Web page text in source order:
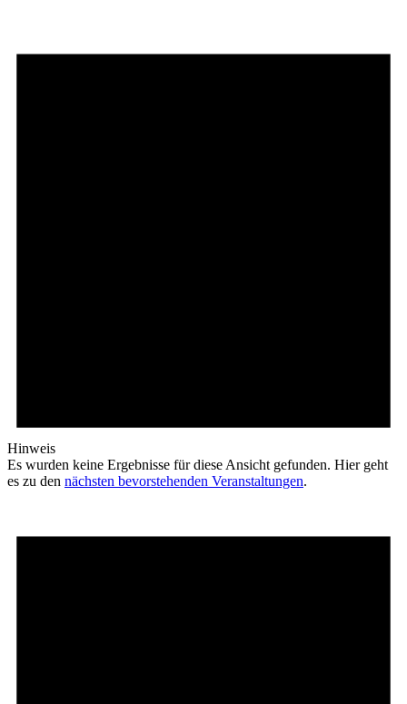
Hinweis
Es wurden keine Ergebnisse für diese Ansicht gefunden. Hier geht
es zu den nächsten bevorstehenden Veranstaltungen.